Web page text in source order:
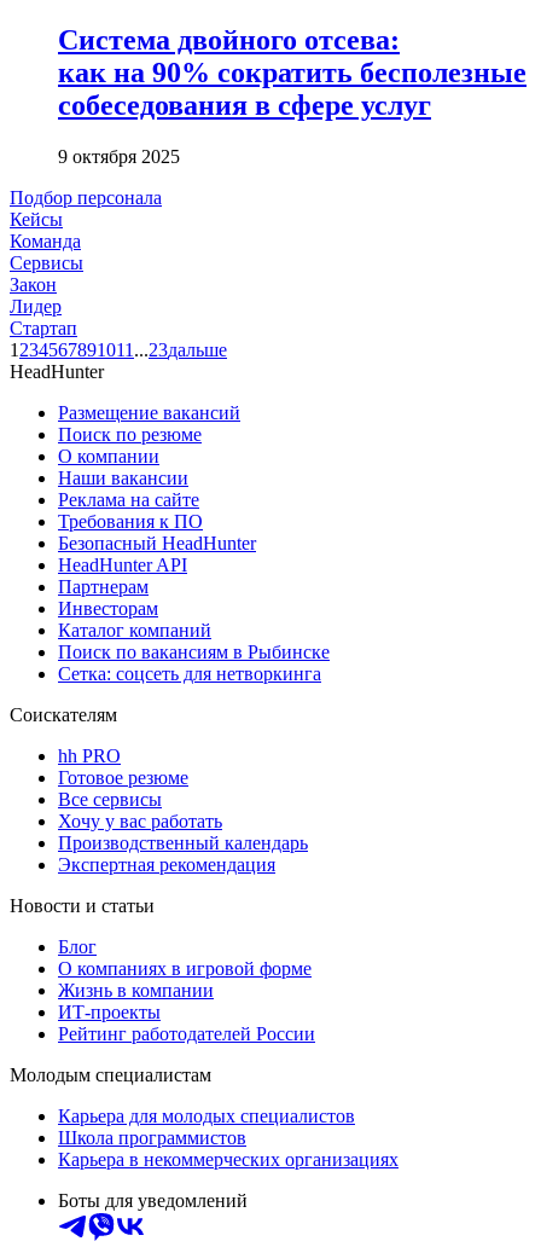
Система двойного отсева:
как на 90% сократить бесполезные
собеседования в сфере услуг
9 октября 2025
Подбор персонала
Кейсы
Команда
Сервисы
Закон
Лидер
Стартап
1 234567891011 ...23дальше
HeadHunter
Размещение вакансий
Поиск по резюме
О компании
Наши вакансии
Реклама на сайте
Требования к ПО
Безопасный HeadHunter
HeadHunter API
Партнерам
Инвесторам
Каталог компаний
Поиск по вакансиям в Рыбинске
Сетка: соцсеть для нетворкинга
Соискателям
hh PRO
Готовое резюме
Все сервисы
Хочу у вас работать
Производственный календарь
Экспертная рекомендация
Новости и статьи
Блог
О компаниях в игровой форме
Жизнь в компании
ИТ-проекты
Рейтинг работодателей России
Молодым специалистам
Карьера для молодых специалистов
Школа программистов
Карьера в некоммерческих организациях
Боты для уведомлений